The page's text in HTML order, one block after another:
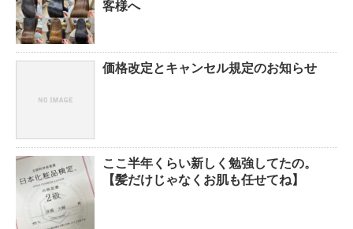
客様へ
価格改定とキャンセル規定のお知らせ
ここ半年くらい新しく勉強してたの。
【髪だけじゃなくお肌も任せてね】